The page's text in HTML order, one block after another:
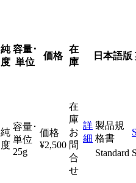
純
度
容量･
単位
価格
在
庫
日本語版
純
度
容量･
単位
25g
価格
¥2,500
在
庫
お
問
合
せ
詳
細
製品規
格書
Standard